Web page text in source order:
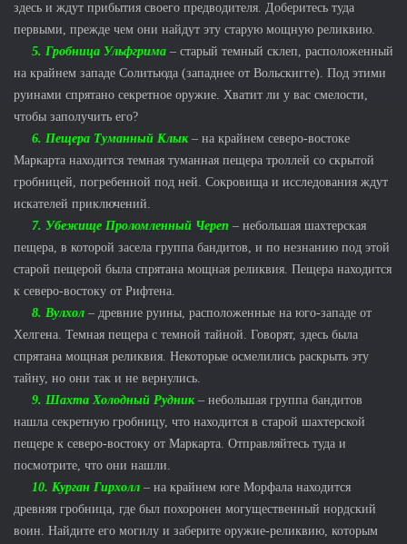
здесь и ждут прибытия своего предводителя. Доберитесь туда
первыми, прежде чем они найдут эту старую мощную реликвию.
5. Гробница Ульфгрима – старый темный склеп, расположенный
на крайнем западе Солитьюда (западнее от Вольскигге). Под этими
руинами спрятано секретное оружие. Хватит ли у вас смелости,
чтобы заполучить его?
6. Пещера Туманный Клык– на крайнем северо-востоке
Маркарта находится темная туманная пещера троллей со скрытой
гробницей, погребенной под ней. Сокровища и исследования ждут
искателей приключений.
7. Убежище Проломленный Череп – небольшая шахтерская
пещера, в которой засела группа бандитов, и по незнанию под этой
старой пещерой была спрятана мощная реликвия. Пещера находится
к северо-востоку от Рифтена.
8. Вулхол – древние руины, расположенные на юго-западе от
Хелгена. Темная пещера с темной тайной. Говорят, здесь была
спрятана мощная реликвия. Некоторые осмелились раскрыть эту
тайну, но они так и не вернулись.
9. Шахта Холодный Рудник– небольшая группа бандитов
нашла секретную гробницу, что находится в старой шахтерской
пещере к северо-востоку от Маркарта. Отправляйтесь туда и
посмотрите, что они нашли.
10. Курган Гирхолл – на крайнем юге Морфала находится
древняя гробница, где был похоронен могущественный нордский
воин. Найдите его могилу и заберите оружие-реликвию, которым